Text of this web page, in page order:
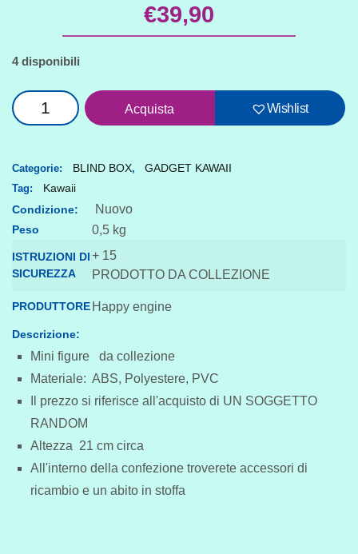
€39,90
4 disponibili
Blind
box:
doll
Misya
Museum
of
the
Weird
Series
Acquista Wishlist
Categorie: BLIND BOX, GADGET KAWAII
Tag:
Kawaii
Condizione:
Nuovo
Peso 0,5 kg
ISTRUZIONI DI
SICUREZZA
+ 15
PRODOTTO DA COLLEZIONE
PRODUTTORE Happy engine
Descrizione:
Mini figure da collezione
Materiale: ABS, Polyestere, PVC
Il prezzo si riferisce all'acquisto di UN SOGGETTO
RANDOM
Altezza 21 cm circa
All'interno della confezione troverete accessori di
ricambio e un abito in stoffa